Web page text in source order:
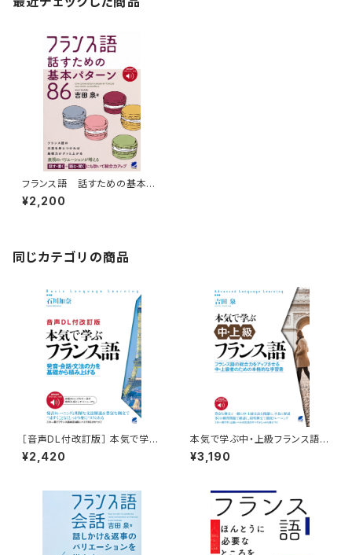
フランス語 話すための基本パ
ターン86 ［音声ＤＬ付］
¥2,200
同じカテゴリの商品
［音声DL付改訂版］ 本気で学ぶ
フランス語
¥2,420
本気で学ぶ中・上級フランス語
［音声DL付］
¥3,190